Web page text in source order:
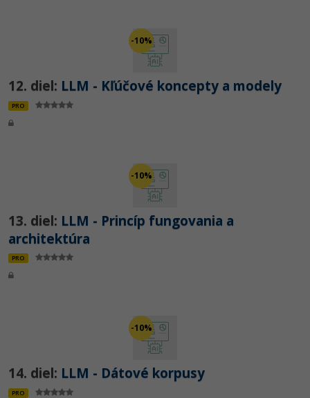
-10%
12. diel: LLM - Kľúčové koncepty a modely
PRO
-10%
13. diel: LLM - Princíp fungovania a
architektúra
PRO
-10%
14. diel: LLM - Dátové korpusy
PRO